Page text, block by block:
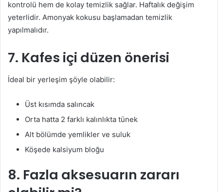
kontrolü hem de kolay temizlik sağlar. Haftalık değişim
yeterlidir. Amonyak kokusu başlamadan temizlik
yapılmalıdır.
7. Kafes içi düzen önerisi
İdeal bir yerleşim şöyle olabilir:
Üst kısımda salıncak
Orta hatta 2 farklı kalınlıkta tünek
Alt bölümde yemlikler ve suluk
Köşede kalsiyum bloğu
8. Fazla aksesuarın zararı